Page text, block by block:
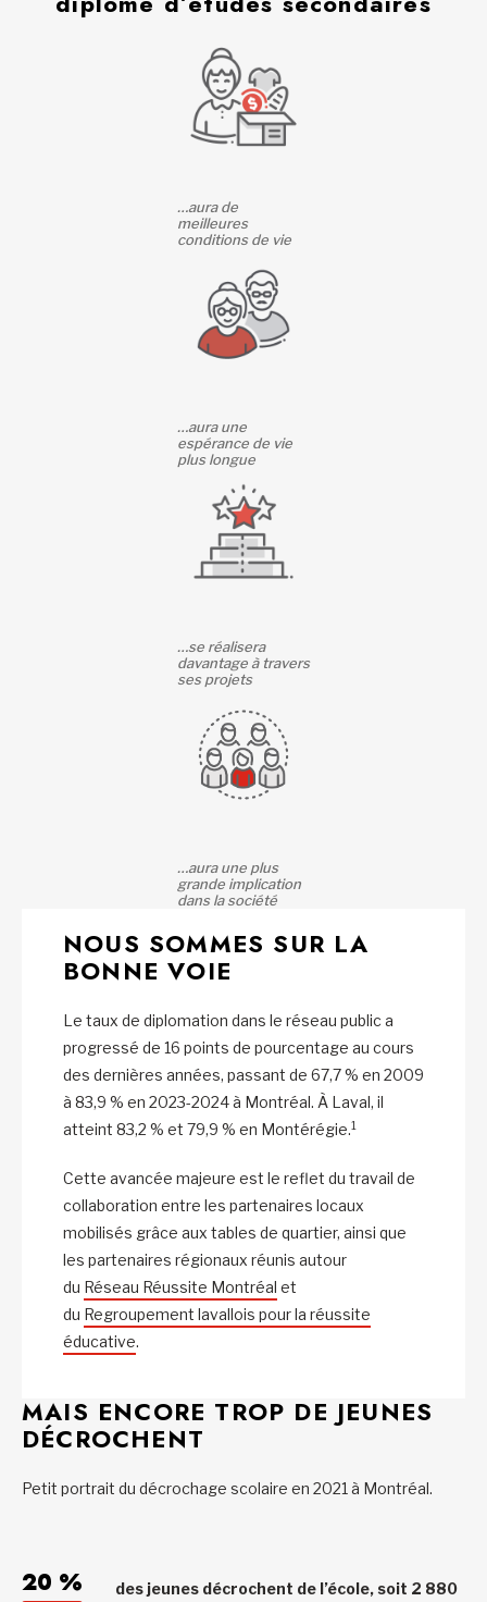
…aura de
meilleures
conditions de vie
…aura une
espérance de vie
plus longue
…se réalisera
davantage à travers
ses projets
…aura une plus
grande implication
dans la société
NOUS SOMMES SUR LA
BONNE VOIE
Le taux de diplomation dans le réseau public a
progressé de 16 points de pourcentage au cours
des dernières années, passant de 67,7 % en 2009
à 83,9 % en 2023-2024 à Montréal. À Laval, il
atteint 83,2 % et 79,9 % en Montérégie.1
Cette avancée majeure est le reflet du travail de
collaboration entre les partenaires locaux
mobilisés grâce aux tables de quartier, ainsi que
les partenaires régionaux réunis autour
du Réseau Réussite Montréal et
du Regroupement lavallois pour la réussite
éducative.
MAIS ENCORE TROP DE JEUNES
DÉCROCHENT
Petit portrait du décrochage scolaire en 2021 à Montréal.
20 % des jeunes décrochent de l’école, soit 2 880